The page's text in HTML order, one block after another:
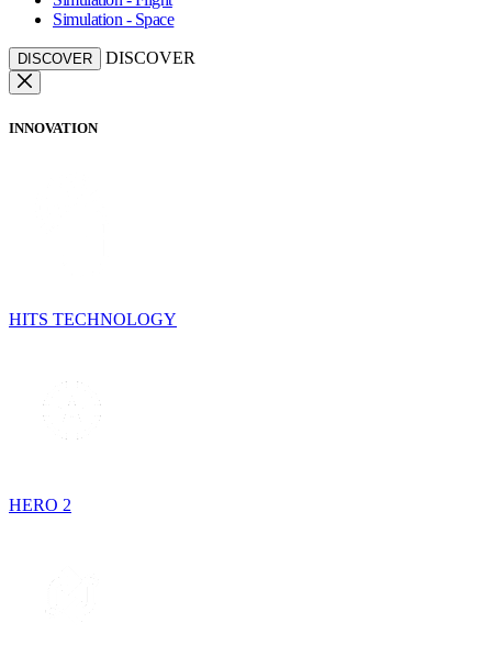
Simulation - Space
DISCOVER DISCOVER
INNOVATION
HITS TECHNOLOGY
HERO 2